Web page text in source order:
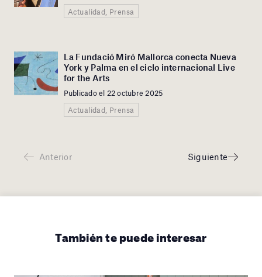
Actualidad, Prensa
La Fundació Miró Mallorca conecta Nueva
York y Palma en el ciclo internacional Live
for the Arts
Publicado el 22 octubre 2025
Actualidad, Prensa
Anterior Siguiente
También te puede interesar